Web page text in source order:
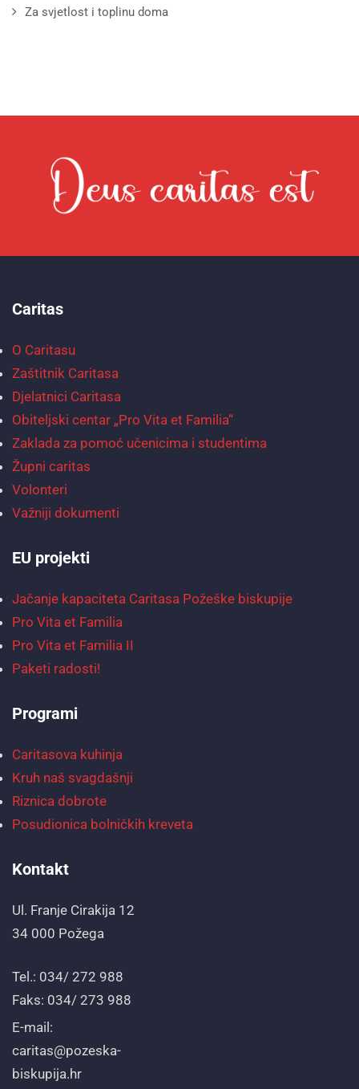
Za svjetlost i toplinu doma
Caritas
O Caritasu
Zaštitnik Caritasa
Djelatnici Caritasa
Obiteljski centar „Pro Vita et Familia“
Zaklada za pomoć učenicima i studentima
Župni caritas
Volonteri
Važniji dokumenti
EU projekti
Jačanje kapaciteta Caritasa Požeške biskupije
Pro Vita et Familia
Pro Vita et Familia II
Paketi radosti!
Programi
Caritasova kuhinja
Kruh naš svagdašnji
Riznica dobrote
Posudionica bolničkih kreveta
Kontakt
Ul. Franje Cirakija 12
34 000 Požega
Tel.: 034/ 272 988
Faks: 034/ 273 988
E-mail:
caritas@pozeska-
biskupija.hr